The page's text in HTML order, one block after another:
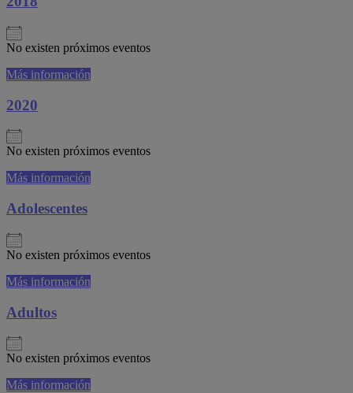
No existen próximos eventos
Más información
2020
No existen próximos eventos
Más información
Adolescentes
No existen próximos eventos
Más información
Adultos
No existen próximos eventos
Más información